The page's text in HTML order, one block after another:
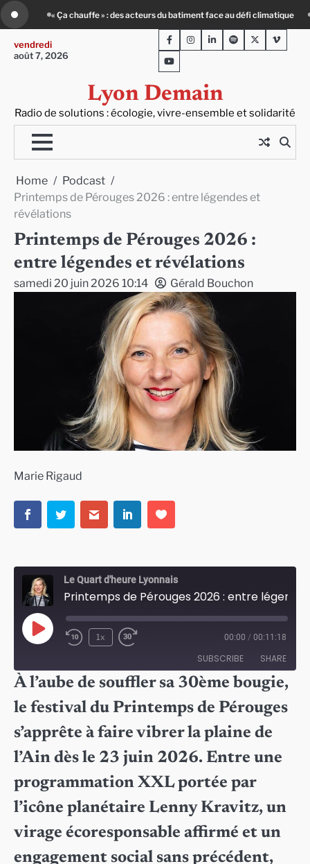
Skip
to
content
au défi climatique Entourage : un petit-déj contre l’isolement Le
vendredi
août 7, 2026
Lyon Demain
Radio de solutions : écologie, vivre-ensemble et solidarité
FacebookInstagram
LinkedInSpotifyTwitterViméo
Youtube
Home
Podcast
Printemps de Pérouges 2026 : entre légendes et
révélations
Printemps de Pérouges 2026 :
entre légendes et révélations
samedi 20 juin 2026 10:14 Gérald Bouchon
Marie Rigaud
Le Quart d'heure Lyonnais
Play
1x 00:00 / 00:11:18
SUBSCRIBE SHARE
RSS FEED
SHARE
LINK
EMBED
À l’aube de souffler sa 30ème bougie,
le festival du Printemps de Pérouges
s’apprête à faire vibrer la plaine de
l’Ain dès le 23 juin 2026. Entre une
programmation XXL portée par
l’icône planétaire Lenny Kravitz, un
virage écoresponsable affirmé et un
engagement social sans précédent,